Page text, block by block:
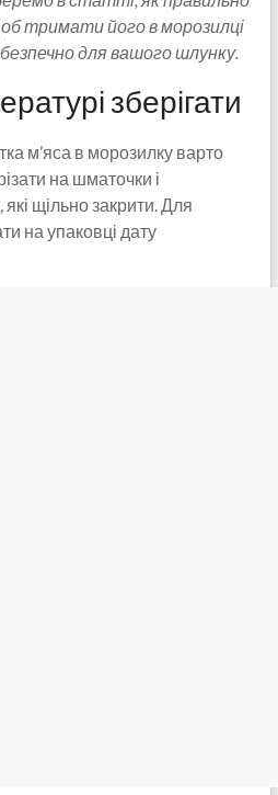
тримати його в морозилці
для вашого шлунку.
зберігати
м’яса в морозилку варто
на шматочки і
щільно закрити. Для
на упаковці дату